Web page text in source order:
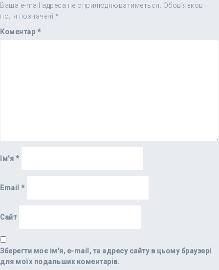
Ваша e-mail адреса не оприлюднюватиметься.
Обов’язкові
поля позначені *
Коментар *
Ім'я *
Email *
Сайт
Зберегти моє ім'я, e-mail, та адресу сайту в цьому браузері
для моїх подальших коментарів.